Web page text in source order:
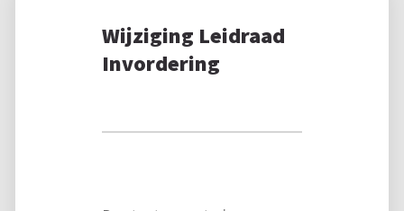
Wijziging Leidraad
Invordering